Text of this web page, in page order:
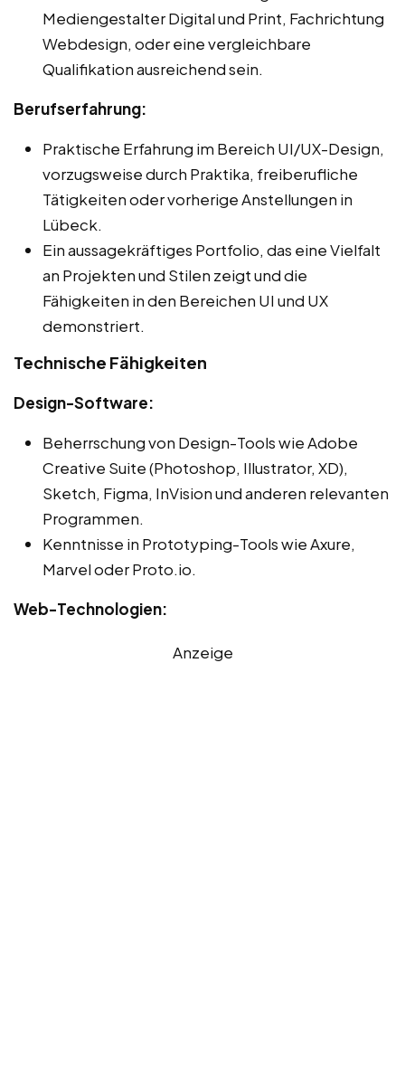
Mediengestalter Digital und Print, Fachrichtung
Webdesign, oder eine vergleichbare
Qualifikation ausreichend sein.
Berufserfahrung:
Praktische Erfahrung im Bereich UI/UX-Design,
vorzugsweise durch Praktika, freiberufliche
Tätigkeiten oder vorherige Anstellungen in
Lübeck.
Ein aussagekräftiges Portfolio, das eine Vielfalt
an Projekten und Stilen zeigt und die
Fähigkeiten in den Bereichen UI und UX
demonstriert.
Technische Fähigkeiten
Design-Software:
Beherrschung von Design-Tools wie Adobe
Creative Suite (Photoshop, Illustrator, XD),
Sketch, Figma, InVision und anderen relevanten
Programmen.
Kenntnisse in Prototyping-Tools wie Axure,
Marvel oder Proto.io.
Web-Technologien:
Anzeige